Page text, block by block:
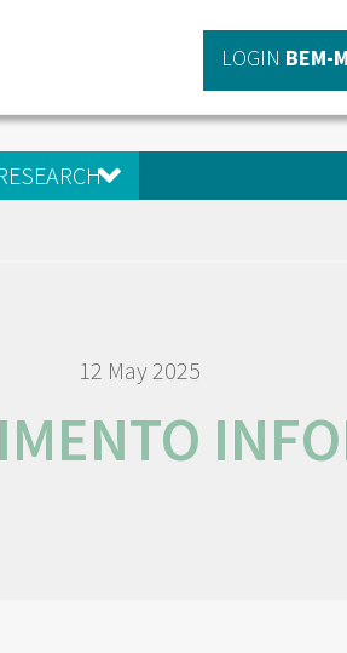
LOGIN BEM-
12 May 2025